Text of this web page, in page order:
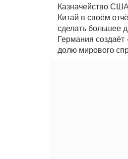
Казначейство
Китай в своём
сделать большее
Германия
долю мирового